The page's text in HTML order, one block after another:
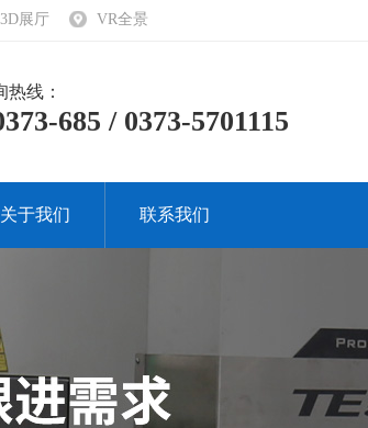
3D展厅 VR全景
热线：
685 / 0373-5701115
关于我们 联系我们